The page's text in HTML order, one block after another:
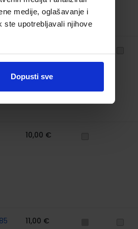
medije, oglašavanje i
ste upotrebljavali njihove
Dopusti sve
10,00 €
11,00 €